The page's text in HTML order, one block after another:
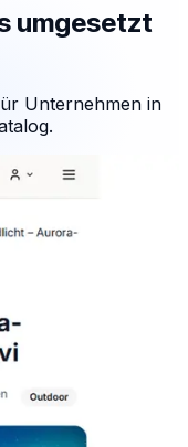
umgesetzt
Unternehmen in